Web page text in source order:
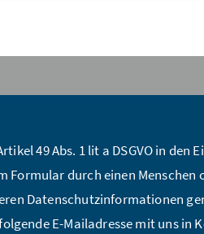
49 Abs. 1 lit a DSGVO in den
Formular durch einen
Datenschutzinformationen
E-Mailadresse mit uns in